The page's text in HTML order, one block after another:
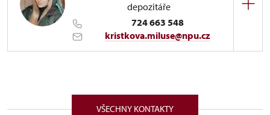
depozitáře
724 663 548
kristkova.miluse@npu.cz
VŠECHNY KONTAKTY